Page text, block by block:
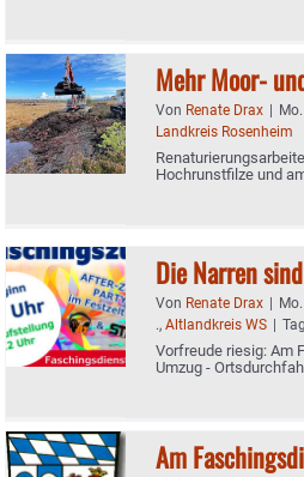
Mehr Moor-
Von Renate Drax |
Landkreis Rosenheim
Hochrunstfilze und
Die Narren
Von Renate Drax |
., Altlandkreis WS |
Vorfreude riesig: Am
Umzug -
Am